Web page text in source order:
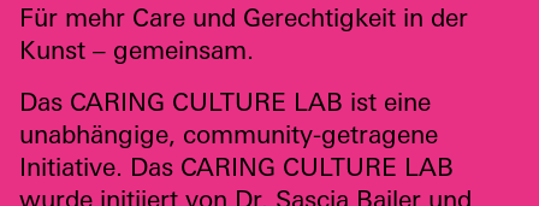
Für mehr Care und Gerechtigkeit in der
Kunst – gemeinsam.
Das CARING CULTURE LAB ist eine
unabhängige, community-getragene
Initiative. Das CARING CULTURE LAB
wurde initiiert von Dr. Sascia Bailer und